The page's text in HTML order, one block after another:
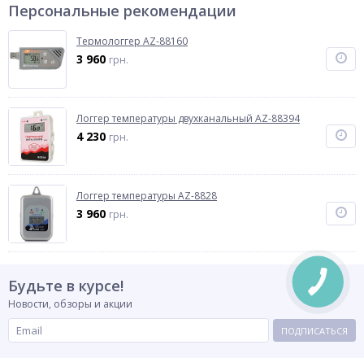
Персональные рекомендации
Термологгер AZ-88160
3 960 грн.
Логгер температуры двухканальный AZ-88394
4 230 грн.
Логгер температуры AZ-8828
3 960 грн.
Будьте в курсе!
Новости, обзоры и акции
ПОДПИСАТЬСЯ